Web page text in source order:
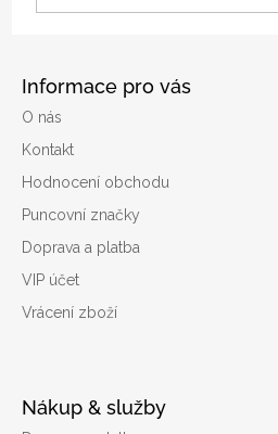
Informace pro vás
O nás
Kontakt
Hodnocení obchodu
Puncovní značky
Doprava a platba
VIP účet
Vrácení zboží
Nákup & služby